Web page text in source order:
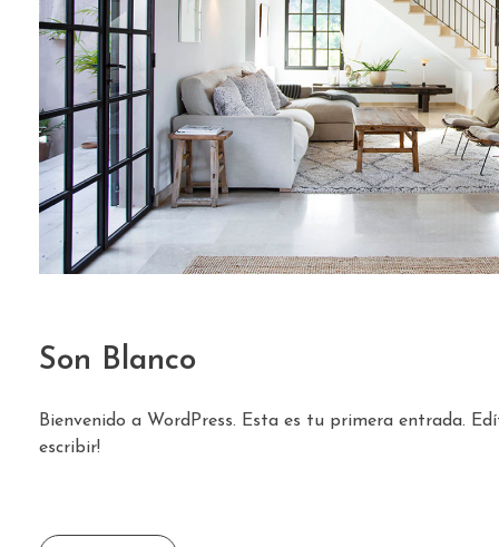
Son Blanco
Bienvenido a WordPress. Esta es tu primera entrada.
escribir!